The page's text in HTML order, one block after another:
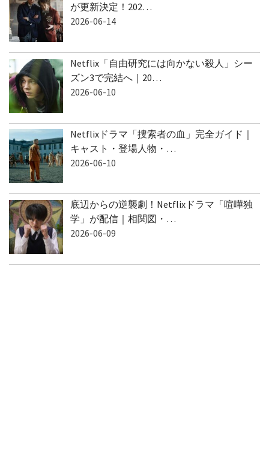
が更新決定！202…
2026-06-14
Netflix「自由研究には向かない殺人」シー
ズン3で完結へ｜20…
2026-06-10
Netflixドラマ「捜索者の血」完全ガイド｜
キャスト・登場人物・…
2026-06-10
底辺からの逆襲劇！Netflixドラマ「喧嘩独
学」が配信｜相関図・…
2026-06-09